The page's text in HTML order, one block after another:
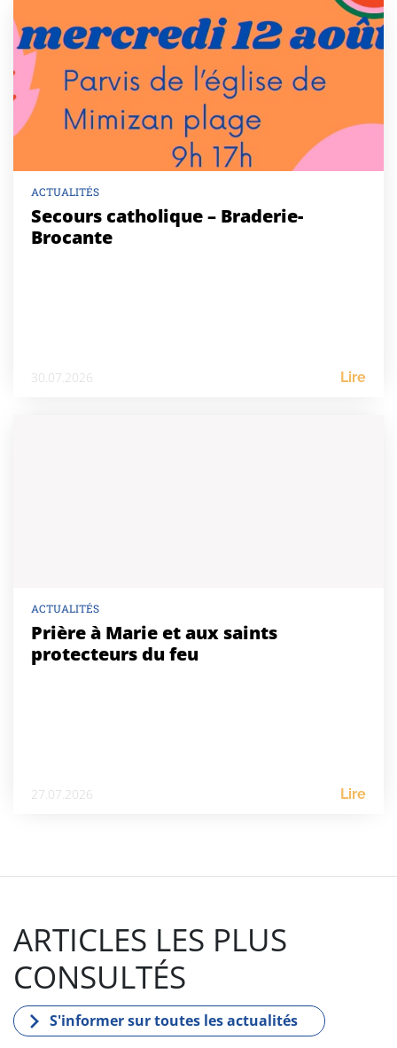
ACTUALITÉS
Secours catholique – Braderie-
Brocante
30.07.2026 Lire
ACTUALITÉS
Prière à Marie et aux saints
protecteurs du feu
27.07.2026 Lire
ARTICLES LES PLUS
CONSULTÉS
S'informer sur toutes les actualités